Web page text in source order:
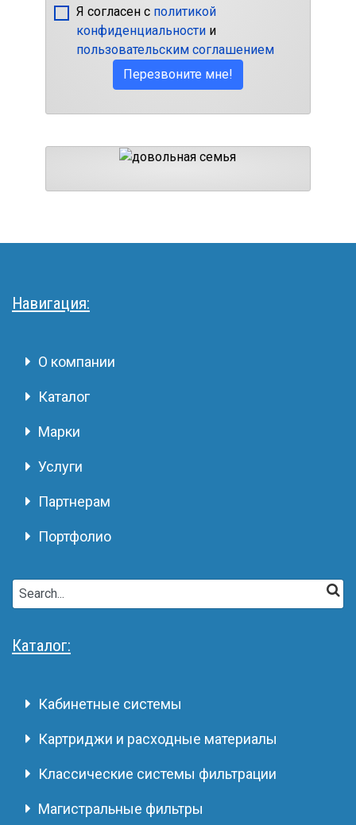
Я согласен с политикой
конфиденциальностии
пользовательским соглашением
Перезвоните мне!
Навигация:
О компании
Каталог
Марки
Услуги
Партнерам
Портфолио
Каталог:
Кабинетные системы
Картриджи и расходные материалы
Классические системы фильтрации
Магистральные фильтры